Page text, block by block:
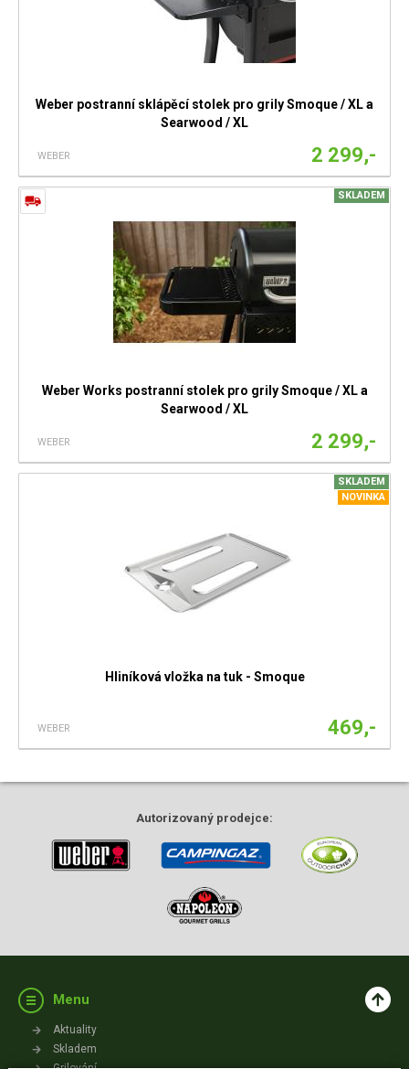
Weber postranní sklápěcí stolek pro grily Smoque / XL a
Searwood / XL
WEBER 2 299,-
SKLADEM
Weber Works postranní stolek pro grily Smoque / XL a
Searwood / XL
WEBER 2 299,-
SKLADEM
NOVINKA
Hliníková vložka na tuk - Smoque
WEBER 469,-
Autorizovaný prodejce:
Menu
Aktuality
Skladem